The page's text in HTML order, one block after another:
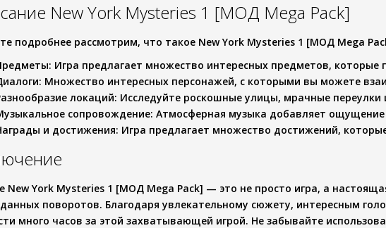
New York Mysteries 1 [МОД Mega Pack]
подробнее рассмотрим, что такое New York Mysteries 1 [МОД Mega
: Игра предлагает множество интересных предметов,
: Множество интересных персонажей, с которыми вы можете
локаций: Исследуйте роскошные улицы, мрачные
сопровождение: Атмосферная музыка добавляет
и достижения: Игра предлагает множество достижений,
New York Mysteries 1 [МОД Mega Pack] — это не просто игра, а
поворотов. Благодаря увлекательному сюжету, интересным
много часов за этой захватывающей игрой. Не забывайте